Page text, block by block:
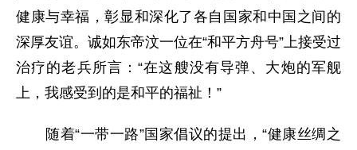
健康与幸福，彰显和深化了各自国家和中国之间的
深厚友谊。诚如东帝汶一位在“和平方舟号”上接受过
治疗的老兵所言：“在这艘没有导弹、大炮的军舰
上，我感受到的是和平的福祉！”
随着“一带一路”国家倡议的提出，“健康丝绸之